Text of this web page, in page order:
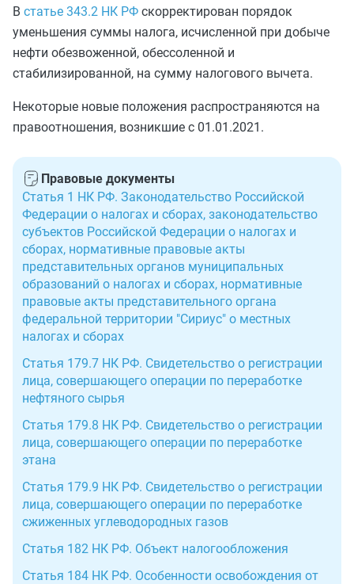
В статье 343.2 НК РФ скорректирован порядок
уменьшения суммы налога, исчисленной при добыче
нефти обезвоженной, обессоленной и
стабилизированной, на сумму налогового вычета.
Некоторые новые положения распространяются на
правоотношения, возникшие с 01.01.2021.
Правовые документы
Статья 1 НК РФ. Законодательство Российской
Федерации о налогах и сборах, законодательство
субъектов Российской Федерации о налогах и
сборах, нормативные правовые акты
представительных органов муниципальных
образований о налогах и сборах, нормативные
правовые акты представительного органа
федеральной территории "Сириус" о местных
налогах и сборах
Статья 179.7 НК РФ. Свидетельство о регистрации
лица, совершающего операции по переработке
нефтяного сырья
Статья 179.8 НК РФ. Свидетельство о регистрации
лица, совершающего операции по переработке
этана
Статья 179.9 НК РФ. Свидетельство о регистрации
лица, совершающего операции по переработке
сжиженных углеводородных газов
Статья 182 НК РФ. Объект налогообложения
Статья 184 НК РФ. Особенности освобождения от